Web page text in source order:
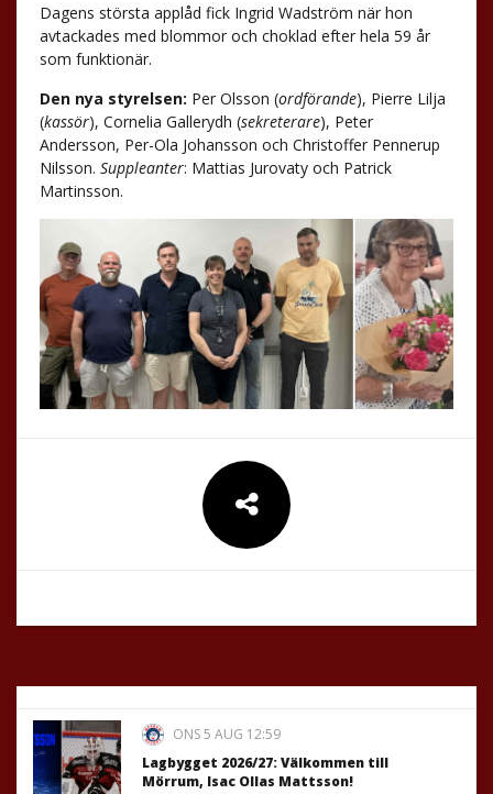
Dagens största applåd fick Ingrid Wadström när hon
avtackades med blommor och choklad efter hela 59 år
som funktionär.
Den nya styrelsen: Per Olsson (ordförande), Pierre Lilja
(kassör), Cornelia Gallerydh (sekreterare), Peter
Andersson, Per-Ola Johansson och Christoffer Pennerup
Nilsson. Suppleanter: Mattias Jurovaty och Patrick
Martinsson.
ONS 5 AUG 12:59
Lagbygget 2026/27: Välkommen till
Mörrum, Isac Ollas Mattsson!